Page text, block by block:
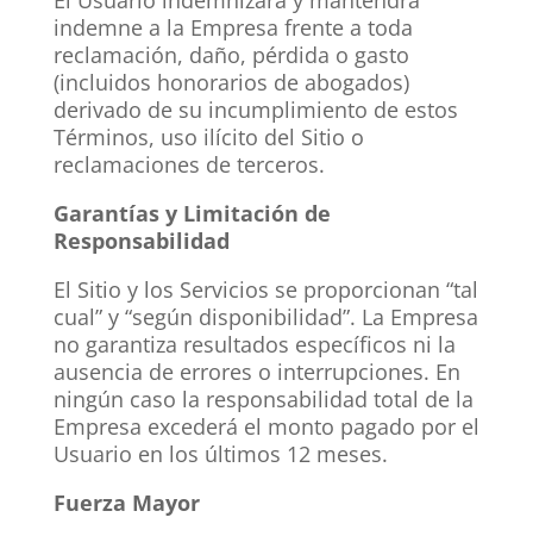
indemne a la Empresa frente a toda
reclamación, daño, pérdida o gasto
(incluidos honorarios de abogados)
derivado de su incumplimiento de estos
Términos, uso ilícito del Sitio o
reclamaciones de terceros.
Garantías y Limitación de
Responsabilidad
El Sitio y los Servicios se proporcionan “tal
cual” y “según disponibilidad”. La Empresa
no garantiza resultados específicos ni la
ausencia de errores o interrupciones. En
ningún caso la responsabilidad total de la
Empresa excederá el monto pagado por el
Usuario en los últimos 12 meses.
Fuerza Mayor